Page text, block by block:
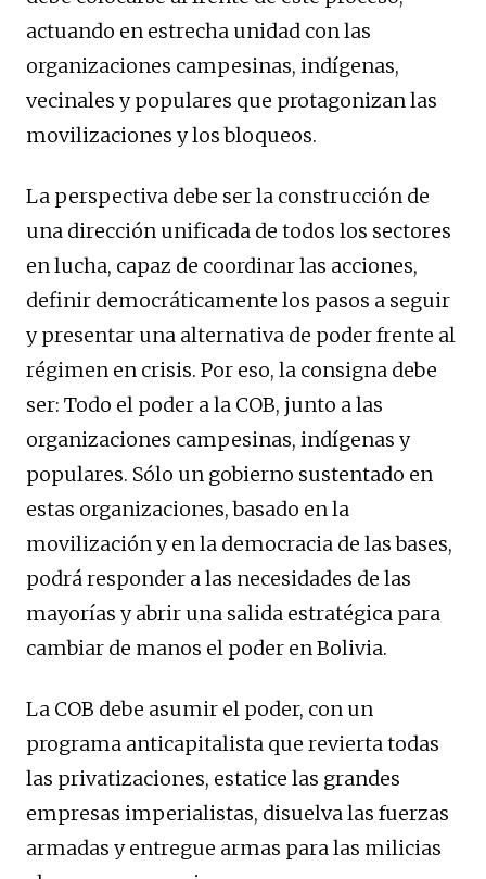
actuando en estrecha unidad con las
organizaciones campesinas, indígenas,
vecinales y populares que protagonizan las
movilizaciones y los bloqueos.
La perspectiva debe ser la construcción de
una dirección unificada de todos los sectores
en lucha, capaz de coordinar las acciones,
definir democráticamente los pasos a seguir
y presentar una alternativa de poder frente al
régimen en crisis. Por eso, la consigna debe
ser: Todo el poder a la COB, junto a las
organizaciones campesinas, indígenas y
populares. Sólo un gobierno sustentado en
estas organizaciones, basado en la
movilización y en la democracia de las bases,
podrá responder a las necesidades de las
mayorías y abrir una salida estratégica para
cambiar de manos el poder en Bolivia.
La COB debe asumir el poder, con un
programa anticapitalista que revierta todas
las privatizaciones, estatice las grandes
empresas imperialistas, disuelva las fuerzas
armadas y entregue armas para las milicias